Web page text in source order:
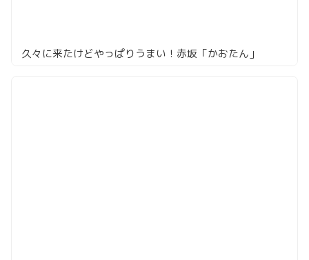
久々に来たけどやっぱりうまい！赤坂「かおたん」